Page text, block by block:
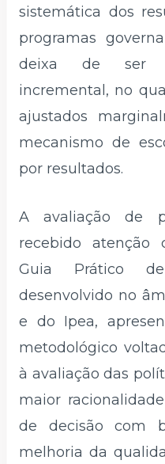
sistemática dos
programas
deixa de ser
incremental, no
ajustados
mecanismo de
por resultados.
A avaliação de
recebido atenção
Guia Prático
desenvolvido no
e do Ipea,
metodológico
à avaliação das
maior
de decisão com
melhoria da